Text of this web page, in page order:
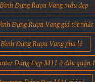
Đựng Rượu Vang mẫu đẹp
Đựng Rượu Vang giá tốt nhất
Đựng Rượu Vang pha lê
Dáng Đẹp M11 ở đâu quận 1